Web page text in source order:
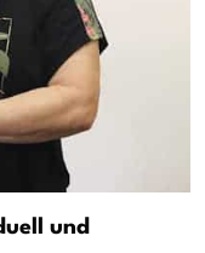
und